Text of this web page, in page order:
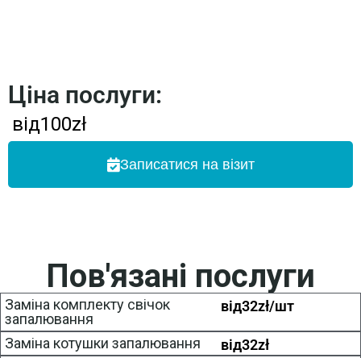
Ціна послуги:
від100zł
Записатися на візит
Пов'язані послуги
Заміна комплекту свічок
запалювання
від32zł/шт
Заміна котушки запалювання від32zł